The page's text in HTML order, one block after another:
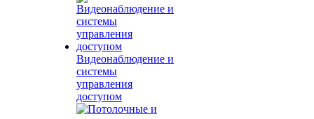
Видеонаблюдение и
системы
управления
доступом